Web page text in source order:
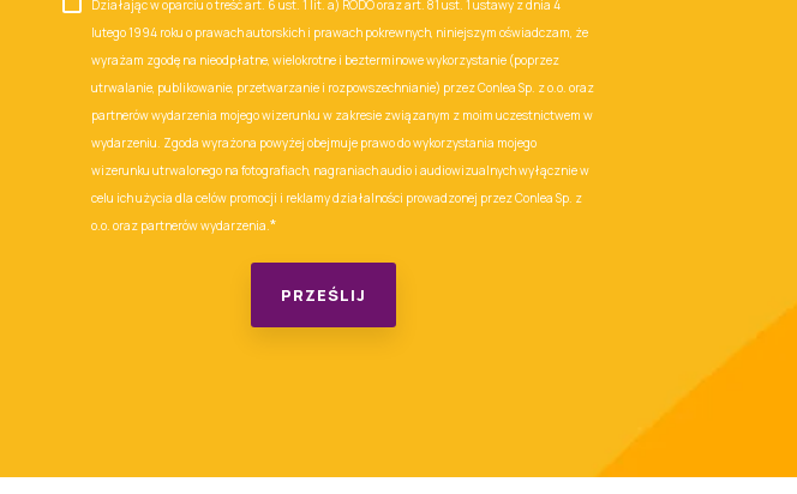
Działając w oparciu o treść art. 6 ust. 1 lit. a) RODO oraz art. 81 ust. 1 ustawy z dnia 4
lutego 1994 roku o prawach autorskich i prawach pokrewnych, niniejszym oświadczam, że
wyrażam zgodę na nieodpłatne, wielokrotne i bezterminowe wykorzystanie (poprzez
utrwalanie, publikowanie, przetwarzanie i rozpowszechnianie) przez Conlea Sp. z o.o. oraz
partnerów wydarzenia mojego wizerunku w zakresie związanym z moim uczestnictwem w
wydarzeniu. Zgoda wyrażona powyżej obejmuje prawo do wykorzystania mojego
wizerunku utrwalonego na fotografiach, nagraniach audio i audiowizualnych wyłącznie w
celu ich użycia dla celów promocji i reklamy działalności prowadzonej przez Conlea Sp. z
o.o. oraz partnerów wydarzenia.*